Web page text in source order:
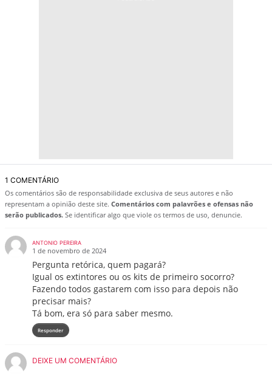
1 COMENTÁRIO
Os comentários são de responsabilidade exclusiva de seus autores e não
representam a opinião deste site. Comentários com palavrões e ofensas não
serão publicados. Se identificar algo que viole os termos de uso, denuncie.
ANTONIO PEREIRA
1 de novembro de 2024
Pergunta retórica, quem pagará?
Igual os extintores ou os kits de primeiro socorro?
Fazendo todos gastarem com isso para depois não
precisar mais?
Tá bom, era só para saber mesmo.
Responder
DEIXE UM COMENTÁRIO